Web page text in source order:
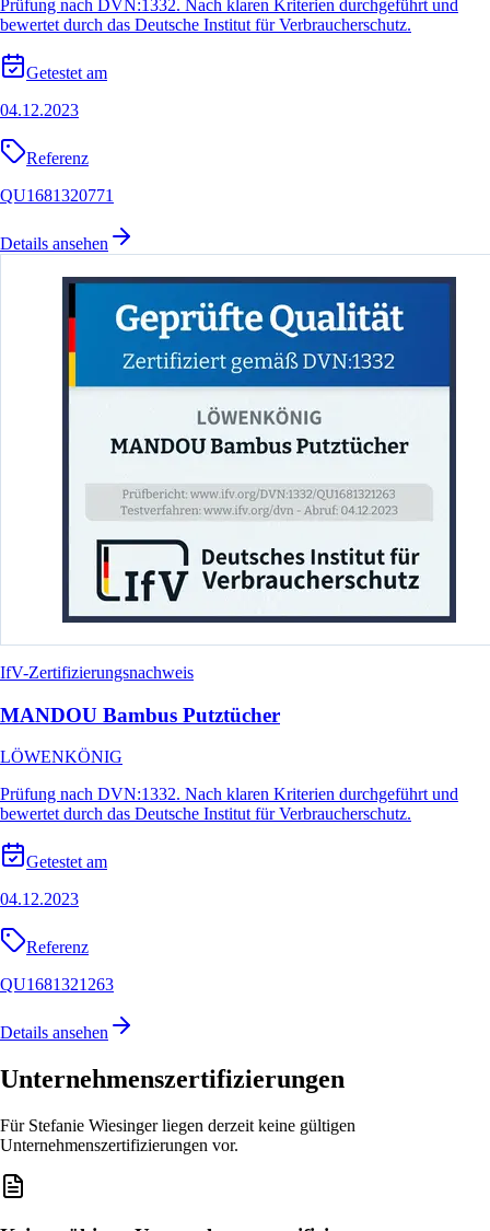
Prüfung nach DVN:1332. Nach klaren Kriterien durchgeführt und
bewertet durch das Deutsche Institut für Verbraucherschutz.
Getestet am
04.12.2023
Referenz
QU1681320771
Details ansehen
IfV-Zertifizierungsnachweis
MANDOU Bambus Putztücher
LÖWENKÖNIG
Prüfung nach DVN:1332. Nach klaren Kriterien durchgeführt und
bewertet durch das Deutsche Institut für Verbraucherschutz.
Getestet am
04.12.2023
Referenz
QU1681321263
Details ansehen
Unternehmenszertifizierungen
Für Stefanie Wiesinger liegen derzeit keine gültigen
Unternehmenszertifizierungen vor.